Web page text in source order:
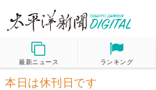
最新ニュース ランキング
本日は休刊日です